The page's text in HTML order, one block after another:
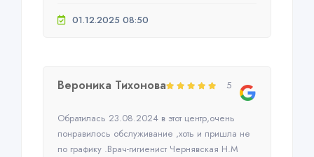
01.12.2025 08:50
Вероника Тихонова 5
Обратилась 23.08.2024 в этот центр,очень
понравилось обслуживание ,хоть и пришла не
по графику .Врач-гигиенист Чернявская Н.М